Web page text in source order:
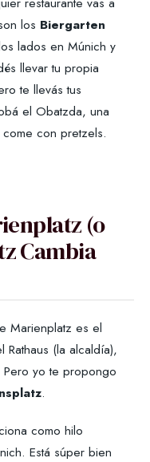
los Biergarten
lados en Múnich y
llevar tu propia
te llevás tus
el Obatzda, una
con pretzels.
(o
Cambia
Marienplatz es el
(la alcaldía),
yo te propongo
.
como hilo
Está súper bien